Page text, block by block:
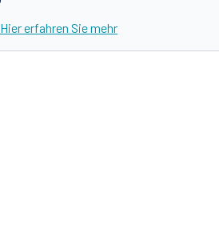
Hier erfahren Sie mehr